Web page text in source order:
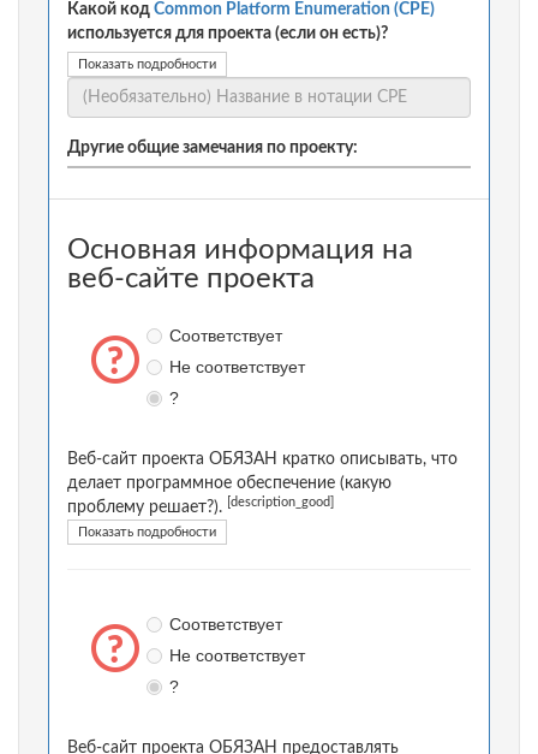
Какой код Common Platform Enumeration (CPE)
используется для проекта (если он есть)?
Показать подробности
Другие общие замечания по проекту:
Основная информация на
веб-сайте проекта
Соответствует
Не соответствует
?
Веб-сайт проекта ОБЯЗАН кратко описывать, что
делает программное обеспечение (какую
проблему решает?).
[description_good]
Показать подробности
Соответствует
Не соответствует
?
Веб-сайт проекта ОБЯЗАН предоставлять